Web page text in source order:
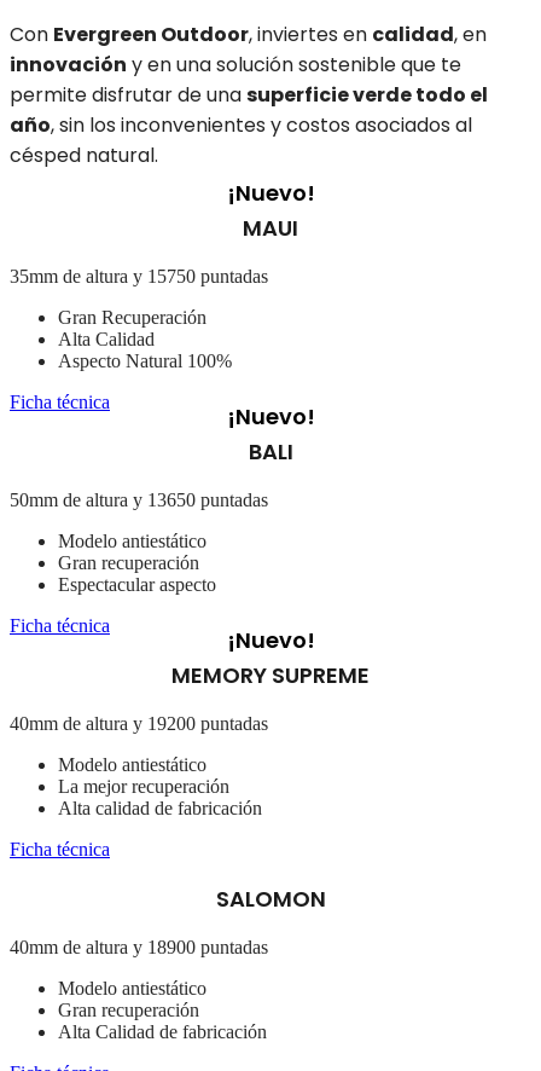
Con Evergreen Outdoor, inviertes en calidad, en
innovación y en una solución sostenible que te
permite disfrutar de unasuperficie verde todo el
año, sin los inconvenientes y costos asociados al
césped natural.
¡Nuevo!
MAUI
35mm de altura y 15750 puntadas
Gran Recuperación
Alta Calidad
Aspecto Natural 100%
Ficha técnica
¡Nuevo!
BALI
50mm de altura y 13650 puntadas
Modelo antiestático
Gran recuperación
Espectacular aspecto
Ficha técnica
¡Nuevo!
MEMORY SUPREME
40mm de altura y 19200 puntadas
Modelo antiestático
La mejor recuperación
Alta calidad de fabricación
Ficha técnica
SALOMON
40mm de altura y 18900 puntadas
Modelo antiestático
Gran recuperación
Alta Calidad de fabricación